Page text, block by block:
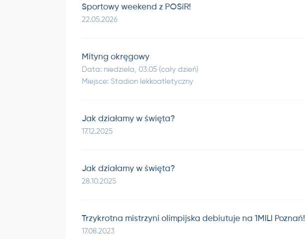
Sportowy weekend z POSiR!
22.05.2026
Mityng okręgowy
Data: niedziela, 03.05 (cały dzień)
Miejsce: Stadion lekkoatletyczny
Jak działamy w święta?
17.12.2025
Jak działamy w święta?
28.10.2025
Trzykrotna mistrzyni olimpijska debiutuje na 1MILI Poznań!
17.08.2023